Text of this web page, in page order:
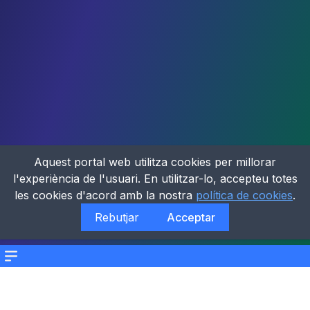
Menu
Aquest portal web utilitza cookies per millorar
l'experiència de l'usuari. En utilitzar-lo, accepteu totes
les cookies d'acord amb la nostra política de cookies.
Rebutjar
Acceptar